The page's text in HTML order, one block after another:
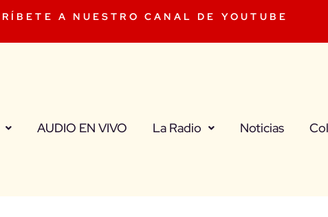
A NUESTRO CANAL DE YOUTUBE
AUDIO EN VIVO La Radio Noticias